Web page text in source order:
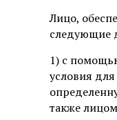
Лицо,
следующие
1) с
условия
также